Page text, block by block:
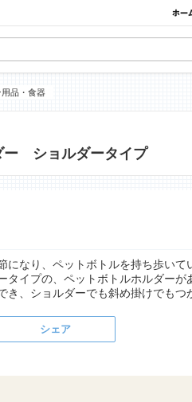
用品・食器
ー ショルダータイプ
になり、ペットボトルを持ち歩い
タイプの、ペットボトルホルダー
き、ショルダーでも斜め掛けでもつ
シェア